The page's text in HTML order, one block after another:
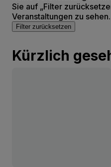
Sie auf „Filter
Veranstaltungen zu sehen.
Filter zurücksetzen
Kürzlich